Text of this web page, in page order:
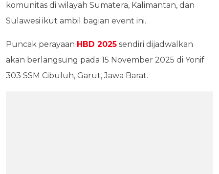
komunitas di wilayah Sumatera, Kalimantan, dan
Sulawesi ikut ambil bagian event ini.
Puncak perayaan HBD 2025 sendiri dijadwalkan
akan berlangsung pada 15 November 2025 di Yonif
303 SSM Cibuluh, Garut, Jawa Barat.